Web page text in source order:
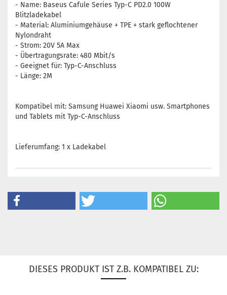
- Name: Baseus Cafule Series Typ-C PD2.0 100W
Blitzladekabel
- Material: Aluminiumgehäuse + TPE + stark geflochtener
Nylondraht
- Strom: 20V 5A Max
- Übertragungsrate: 480 Mbit/s
- Geeignet für: Typ-C-Anschluss
- Länge: 2M
Kompatibel mit: Samsung Huawei Xiaomi usw. Smartphones
und Tablets mit Typ-C-Anschluss
Lieferumfang: 1 x Ladekabel
DIESES PRODUKT IST Z.B. KOMPATIBEL ZU: